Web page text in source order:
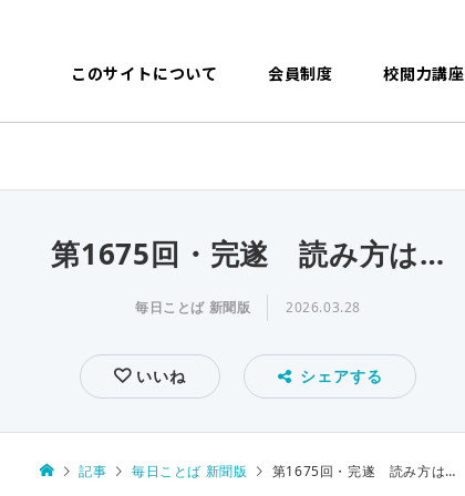
このサイトについて 会員制度 校閲力講座
第1675回・完遂 読み方は…
毎日ことば 新聞版 2026.03.28
いいね シェアする
記事 毎日ことば 新聞版 第1675回・完遂 読み方は…